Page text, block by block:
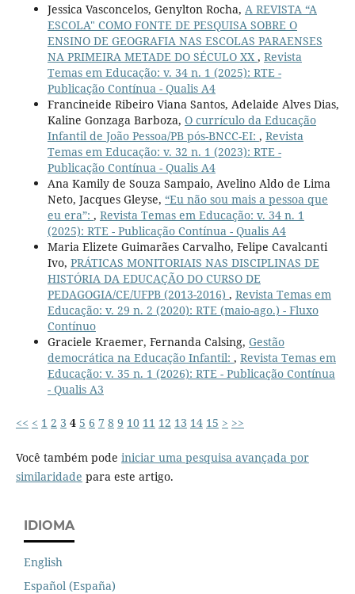
Jessica Vasconcelos, Genylton Rocha, A REVISTA “A
ESCOLA" COMO FONTE DE PESQUISA SOBRE O
ENSINO DE GEOGRAFIA NAS ESCOLAS PARAENSES
NA PRIMEIRA METADE DO SÉCULO XX , Revista
Temas em Educação: v. 34 n. 1 (2025): RTE -
Publicação Contínua - Qualis A4
Francineide Ribeiro Viana Santos, Adelaide Alves Dias,
Kaline Gonzaga Barboza, O currículo da Educação
Infantil de João Pessoa/PB pós-BNCC-EI: , Revista
Temas em Educação: v. 32 n. 1 (2023): RTE -
Publicação Contínua - Qualis A4
Ana Kamily de Souza Sampaio, Avelino Aldo de Lima
Neto, Jacques Gleyse, “Eu não sou mais a pessoa que
eu era”: , Revista Temas em Educação: v. 34 n. 1
(2025): RTE - Publicação Contínua - Qualis A4
Maria Elizete Guimarães Carvalho, Felipe Cavalcanti
Ivo, PRÁTICAS MONITORIAIS NAS DISCIPLINAS DE
HISTÓRIA DA EDUCAÇÃO DO CURSO DE
PEDAGOGIA/CE/UFPB (2013-2016) , Revista Temas em
Educação: v. 29 n. 2 (2020): RTE (maio-ago.) - Fluxo
Contínuo
Graciele Kraemer, Fernanda Calsing, Gestão
democrática na Educação Infantil: , Revista Temas em
Educação: v. 35 n. 1 (2026): RTE - Publicação Contínua
- Qualis A3
<< < 1 2 3 4 5 6 7 8 9 10 11 12 13 14 15 > >>
Você também pode iniciar uma pesquisa avançada por
similaridade para este artigo.
IDIOMA
English
Español (España)